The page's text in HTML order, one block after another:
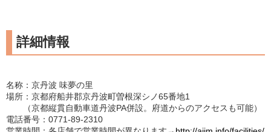
詳細情報
名称：京丹波 味夢の里
場所：京都府船井郡京丹波町曽根深シノ65番地1
（京都縦貫自動車道丹波PA併設。府道からのアクセスも可能）
電話番号：0771-89-2310